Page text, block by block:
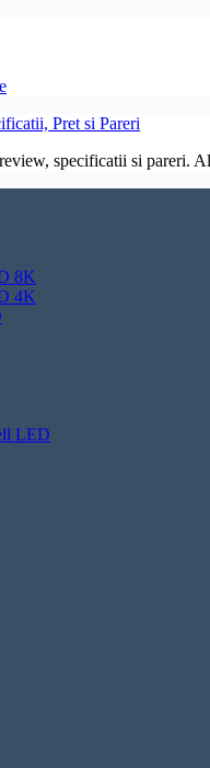
Pret si Pareri
specificatii si pareri.
8K
4K
LED